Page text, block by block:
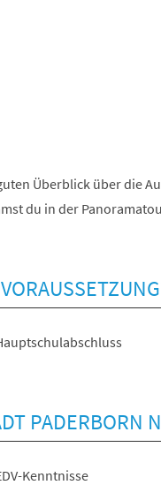
Überblick über die
du in der
PADERBORN
Kenntnisse